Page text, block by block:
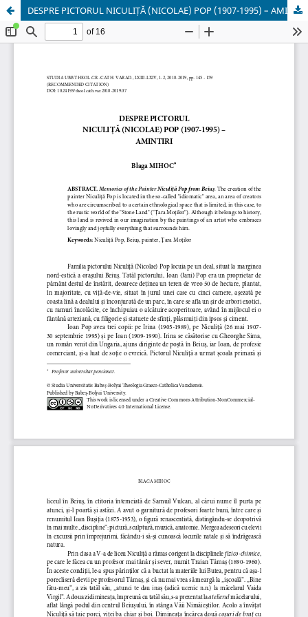
DESPRE PICTORUL NICULIȚĂ (NICOLAE) POP (1907-1995) – AMINTIRI